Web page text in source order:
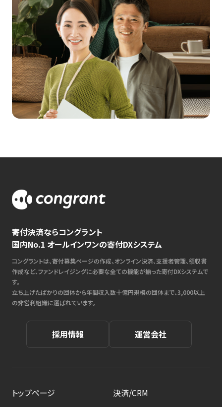
寄付決済ならコングラント
国内No.1 オールインワンの寄付DXシステム
コングラントは、寄付募集ページの作成、オンライン決済、支援者管理、領収書
作成など、ファンドレイジングに必要な全ての機能が揃った寄付DXシステムで
す。
立ち上げたばかりの団体から年間収入数十億円規模の団体まで、3,000以上
の非営利組織に選ばれています。
採用情報 運営会社
トップページ
決済/CRM